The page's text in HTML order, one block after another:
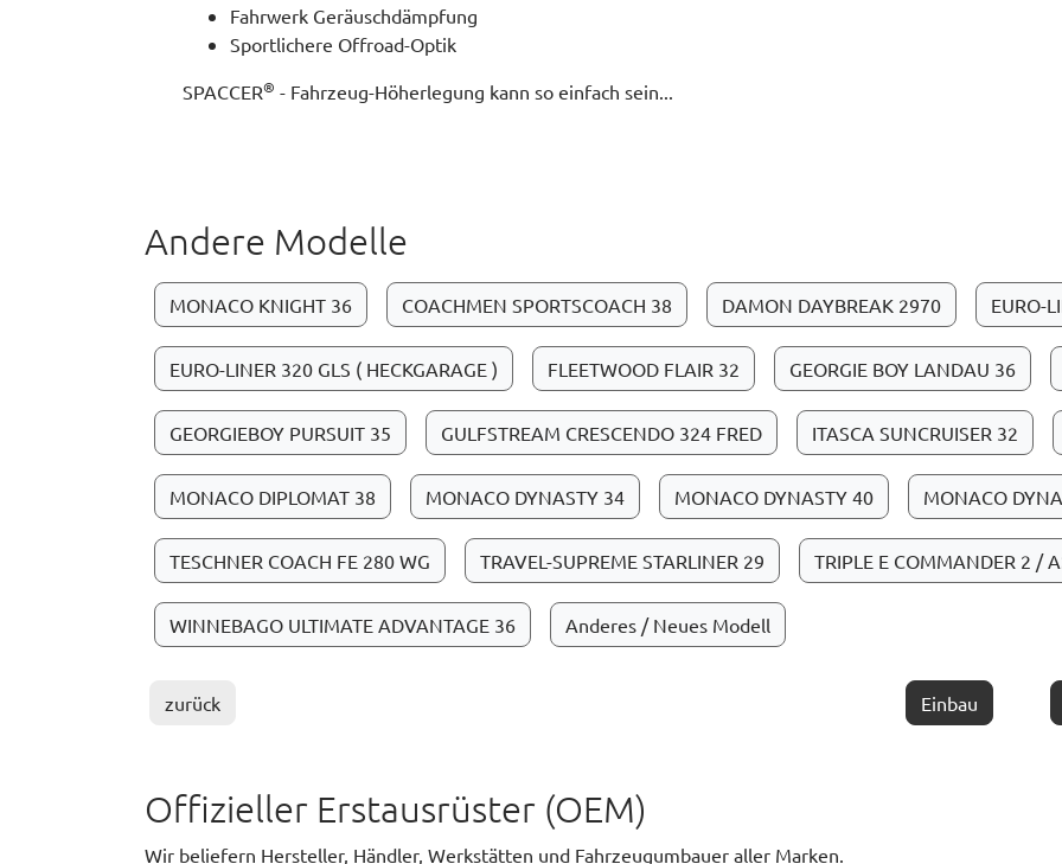
Fahrwerk Geräuschdämpfung
Sportlichere Offroad-Optik
SPACCER® - Fahrzeug-Höherlegung kann so einfach sein...
Andere Modelle
MONACO KNIGHT 36 COACHMEN SPORTSCOACH 38 DAMON DAYBREAK 2970 EURO-
EURO-LINER 320 GLS ( HECKGARAGE ) FLEETWOOD FLAIR 32 GEORGIE BOY LANDAU 36
GEORGIEBOY PURSUIT 35 GULFSTREAM CRESCENDO 324 FRED ITASCA SUNCRUISER 32
MONACO DIPLOMAT 38 MONACO DYNASTY 34 MONACO DYNASTY 40 MONACO
TESCHNER COACH FE 280 WG TRAVEL-SUPREME STARLINER 29 TRIPLE E COMMANDER 2 /
WINNEBAGO ULTIMATE ADVANTAGE 36 Anderes / Neues Modell
zurück Einbau
Offizieller Erstausrüster (OEM)
Wir beliefern Hersteller, Händler, Werkstätten und Fahrzeugumbauer aller Marken.